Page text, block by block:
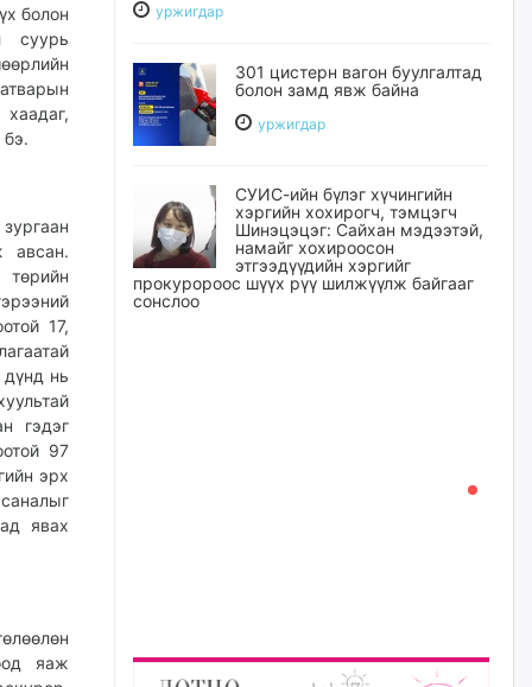
болон
суурь
бэ.
авсан.
17,
нь
гэдэг
97
эрх
явах
яаж
уржигдар
301 цистерн вагон буулгалтад
болон замд явж байна
уржигдар
СУИС-ийн бүлэг хүчингийн
хэргийн хохирогч, тэмцэгч
Шинэцэцэг: Сайхан мэдээтэй,
намайг хохироосон
этгээдүүдийн хэргийг
прокуророос шүүх рүү шилжүүлж байгааг
сонслоо